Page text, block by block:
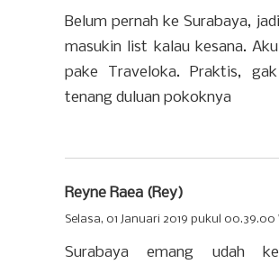
Belum pernah ke Surabaya,
masukin list kalau kesana.
pake Traveloka. Praktis,
tenang duluan pokoknya
Reyne Raea (Rey)
Selasa, 01 Januari 2019 pukul 00.39.00
Surabaya emang udah